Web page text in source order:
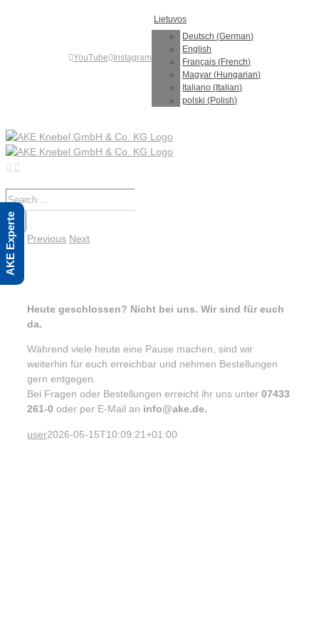
YouTube Instagram
Lietuvos
Deutsch (German)
English
Français (French)
Magyar (Hungarian)
Italiano ( Italian)
polski (Polish)
Search
for:
Previous Next
Heute geschlossen? Nicht bei uns. Wir sind für euch
da.
Während viele heute eine Pause machen, sind wir
weiterhin für euch erreichbar und nehmen Bestellungen
gern entgegen.
Bei Fragen oder Bestellungen erreicht ihr uns unter 07433
261-0 oder per E-Mail an info@ake.de.
user2026-05-15T10:09:21+01:00
AKE Experte